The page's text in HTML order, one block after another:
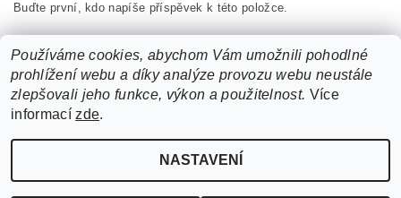
Buďte první, kdo napíše příspěvek k této položce.
2026 ©ZooLife.cz, všechna práva vyhrazenaUpravit nastavení cookies
Používáme cookies, abychom Vám umožnili pohodlné
prohlížení webu a díky analýze provozu webu neustále
zlepšovali jeho funkce, výkon a použitelnost. Více
informacízde.
NASTAVENÍ